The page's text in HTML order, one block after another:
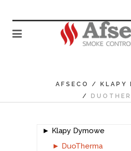
AFSECO /
KLAPY
/
Klapy Dymowe
DuoTherma